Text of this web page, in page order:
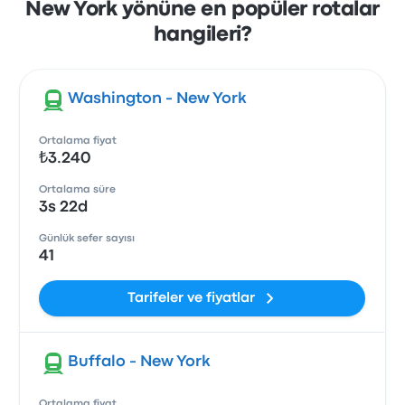
New York yönüne en popüler rotalar
hangileri?
Washington - New York
Ortalama fiyat
₺3.240
Ortalama süre
3s 22d
Günlük sefer sayısı
41
Tarifeler ve fiyatlar
Buffalo - New York